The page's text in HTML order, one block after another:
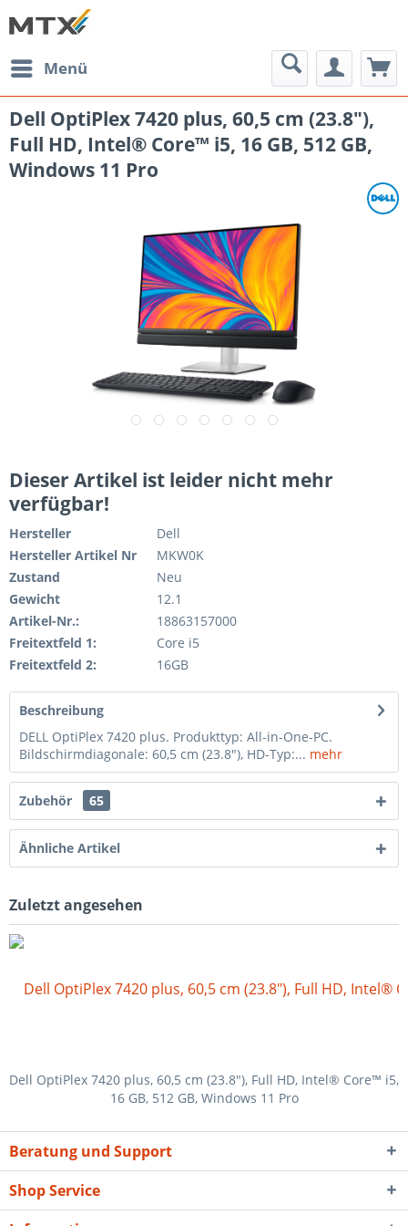
Menü
Dell OptiPlex 7420 plus, 60,5 cm (23.8"),
Full HD, Intel® Core™ i5, 16 GB, 512 GB,
Windows 11 Pro
Dieser Artikel ist leider nicht mehr
verfügbar!
Hersteller
Dell
Hersteller Artikel Nr
MKW0K
Zustand
Neu
Gewicht
12.1
Artikel-Nr.:
18863157000
Freitextfeld 1:
Core i5
Freitextfeld 2:
16GB
Beschreibung
DELL OptiPlex 7420 plus. Produkttyp: All-in-One-PC.
Bildschirmdiagonale: 60,5 cm (23.8"), HD-Typ:... mehr
Zubehör 65
Ähnliche Artikel
Zuletzt angesehen
Dell OptiPlex 7420 plus, 60,5 cm (23.8"), Full HD, Intel® Core™ i5,
16 GB, 512 GB, Windows 11 Pro
Beratung und Support
Shop Service